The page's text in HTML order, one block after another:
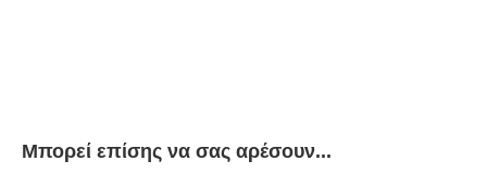
Μπορεί επίσης να σας αρέσουν...